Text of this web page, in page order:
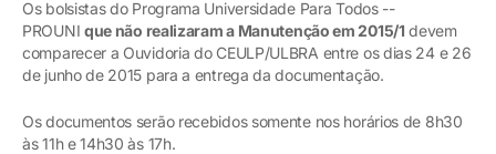
Os bolsistas do Programa Universidade Para Todos --
PROUNI que não realizaram a Manutenção em 2015/1 devem
comparecer a Ouvidoria do CEULP/ULBRA entre os dias 24 e 26
de junho de 2015 para a entrega da documentação.
Os documentos serão recebidos somente nos horários de 8h30
às 11h e 14h30 às 17h.